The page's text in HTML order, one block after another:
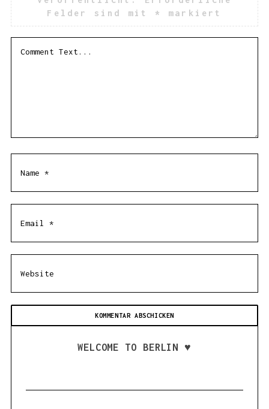
Felder sind mit * markiert
WELCOME TO BERLIN ♥